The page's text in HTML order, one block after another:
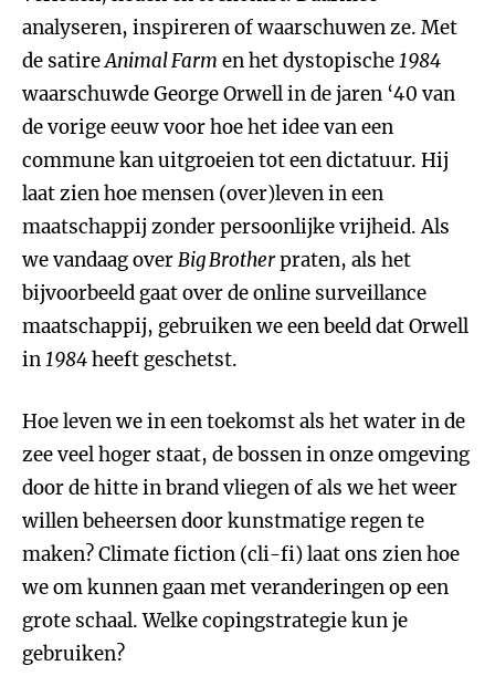
analyseren, inspireren of waarschuwen ze. Met
de satireAnimal Farm en het dystopische1984
waarschuwde George Orwell in de jaren ‘40 van
de vorige eeuw voor hoe het idee van een
commune kan uitgroeien tot een dictatuur. Hij
laat zien hoe mensen (over)leven in een
maatschappij zonder persoonlijke vrijheid. Als
we vandaag overBig Brotherpraten, als het
bijvoorbeeld gaat over de online surveillance
maatschappij, gebruiken we een beeld dat Orwell
in1984heeft geschetst.
Hoe leven we in een toekomst als het water in de
zee veel hoger staat, de bossen in onze omgeving
door de hitte in brand vliegen of als we het weer
willen beheersen door kunstmatige regen te
maken? Climate fiction (cli-fi) laat ons zien hoe
we om kunnen gaan met veranderingen op een
grote schaal. Welke copingstrategie kun je
gebruiken?